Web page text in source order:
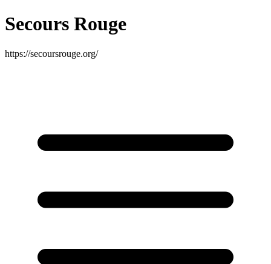
Secours Rouge
https://secoursrouge.org/